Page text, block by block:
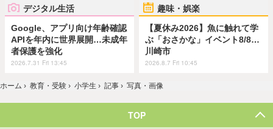
デジタル生活
Google、アプリ向け年齢確認
APIを年内に世界展開…未成年
者保護を強化
2026.7.31 Fri 13:45
趣味・娯楽
【夏休み2026】魚に触れて学
ぶ「おさかな」イベント8/8…
川崎市
2026.8.7 Fri 10:45
ホーム › 教育・受験 › 小学生 › 記事 › 写真・画像
TOP